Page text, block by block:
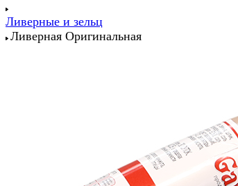
Ливерные и зельц
Ливерная Оригинальная